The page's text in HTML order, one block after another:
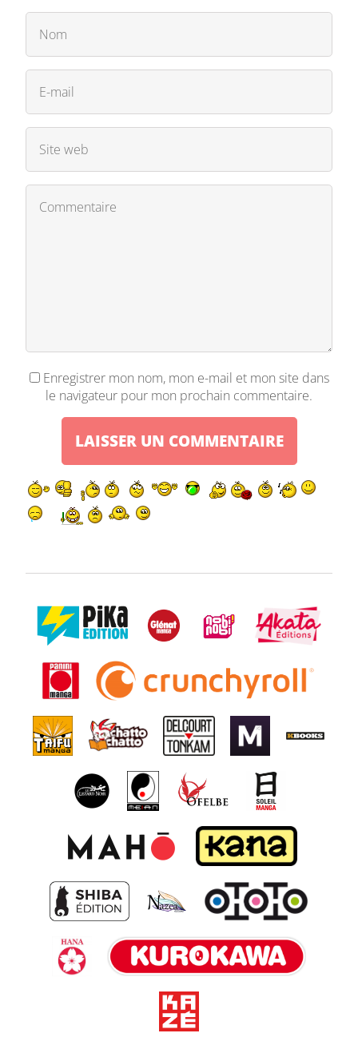
Enregistrer mon nom, mon e-mail et mon site dans
le navigateur pour mon prochain commentaire.